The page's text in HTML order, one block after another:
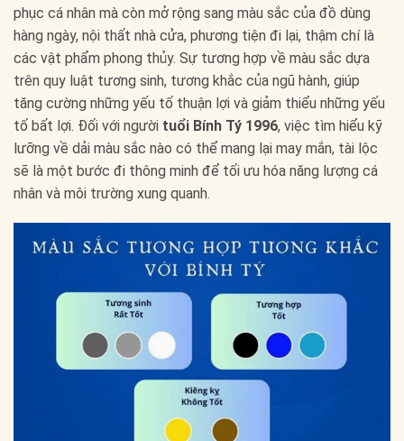
phục cá nhân mà còn mở rộng sang màu sắc của đồ dùng
hàng ngày, nội thất nhà cửa, phương tiện đi lại, thậm chí là
các vật phẩm phong thủy. Sự tương hợp về màu sắc dựa
trên quy luật tương sinh, tương khắc của ngũ hành, giúp
tăng cường những yếu tố thuận lợi và giảm thiểu những yếu
tố bất lợi. Đối với người tuổi Bính Tý 1996, việc tìm hiểu kỹ
lưỡng về dải màu sắc nào có thể mang lại may mắn, tài lộc
sẽ là một bước đi thông minh để tối ưu hóa năng lượng cá
nhân và môi trường xung quanh.